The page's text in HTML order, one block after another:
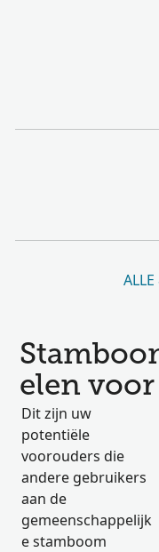
elen
Dit zijn uw
potentiële
voorouders die
andere gebruikers
aan de
gemeenschappelijk
e stamboom